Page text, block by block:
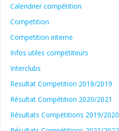
Calendrier compétition
Competition
Competition interne
Infos utiles compétiteurs
Interclubs
Resultat Competition 2018/2019
Résultat Compétition 2020/2021
Résultats Compétitions 2019/2020